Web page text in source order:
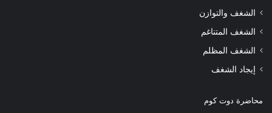
الشغف والتوازن
الشغف المتناغم
الشغف المظلم
إيجاد الشغف
محاضرة دوت كوم